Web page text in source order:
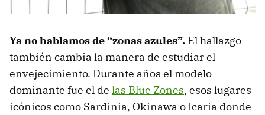
Ya no hablamos de “zonas azules”. El hallazgo
también cambia la manera de estudiar el
envejecimiento. Durante años el modelo
dominante fue el de las Blue Zones, esos lugares
icónicos como Sardinia, Okinawa o Icaria donde